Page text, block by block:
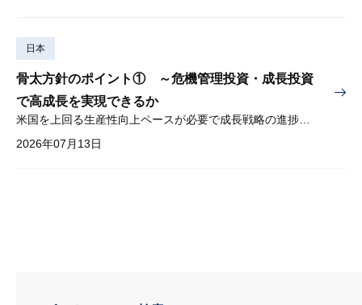
日本
骨太方針のポイント① ～危機管理投資・成長投資
で高成長を実現できるか
米国を上回る生産性向上ペースが必要で成長戦略の進捗管理も課題
2026年07月13日